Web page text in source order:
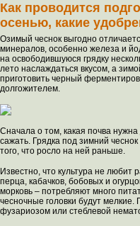
Как проводится
осенью, какие
Озимый чеснок выгодно
минералов, особенно железа и
на освободившуюся грядку
лето наслаждаться вкусом, а
приготовить черный
долгожителем.
Сначала о том, какая почва нужна
сажать. Грядка под зимний
того, что росло на ней раньше.
Известно, что культура не любит
перца, кабачков, бобовых и
морковь – потребляют много
чесночные головки будут
фузариозом или стеблевой